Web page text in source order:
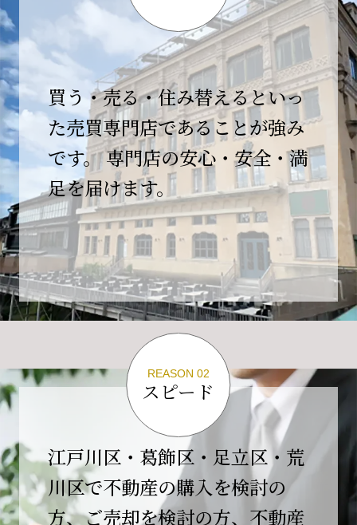
よろしくお願いいたします。
2026-04-17
【臨時休業のお知らせ】
平素より格別のご愛顧を賜り、誠にありがとう
ございます。
誠に勝手ながら、弊社開業10周年イベント開催
の為、
４月２６日(日)は臨時休業とさせていただきま
す。
これもひとえに皆様のご支援の賜物と、心より感謝申し上
げます。
ご不便をおかけしますが、何卒よろしくお願い
いたします。
翌日より通常営業いたします。
【開業10周年のご挨拶】
平素より格別のご高配を賜り、誠にありがとう
ございます。
おかげさまで当社は、2026年2月1日をもちまし
て開業10周年を迎えることができました。
買う・売る・住み替えるといっ
た売買専門店であることが強み
です。 専門店の安心・安全・満
足を届けます。
REASON 02
スピード
江戸川区・葛飾区・足立区・荒
川区で不動産の購入を検討の
方、ご売却を検討の方、不動産